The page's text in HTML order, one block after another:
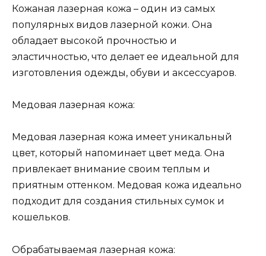
Кожаная лазерная кожа – один из самых
популярных видов лазерной кожи. Она
обладает высокой прочностью и
эластичностью, что делает ее идеальной для
изготовления одежды, обуви и аксессуаров.
Медовая лазерная кожа:
Медовая лазерная кожа имеет уникальный
цвет, который напоминает цвет меда. Она
привлекает внимание своим теплым и
приятным оттенком. Медовая кожа идеально
подходит для создания стильных сумок и
кошельков.
Обрабатываемая лазерная кожа: